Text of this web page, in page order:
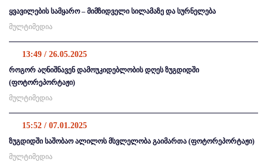
ყვავილების სამყარო – მიმზიდველი სილამაზე და სურნელება
მულტიმედია
13:49 / 26.05.2025
როგორ აღნიშნავენ დამოუკიდებლობის დღეს ზუგდიდში
(ფოტორეპორტაჟი)
მულტიმედია
15:52 / 07.01.2025
ზუგდიდში საშობაო ალილოს მსვლელობა გაიმართა (ფოტორეპორტაჟი)
მულტიმედია